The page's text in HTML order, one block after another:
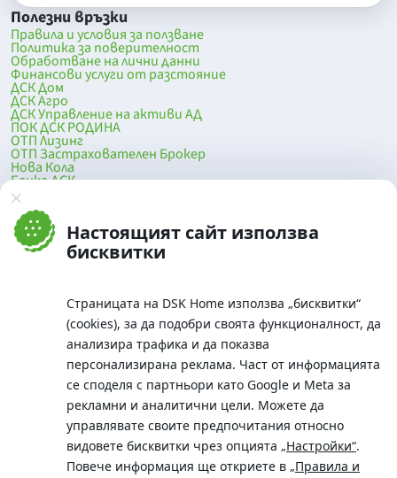
Настоящият сайт използва
бисквитки
Страницата на DSK Home използва „бисквитки“
(cookies), за да подобри своята функционалност, да
анализира трафика и да показва
персонализирана реклама. Част от информацията
се споделя с партньори като Google и Meta за
рекламни и аналитични цели. Можете да
управлявате своите предпочитания относно
видовете бисквитки чрез опцията „Настройки“.
Повече информация ще откриете в „Правила и
Полезни връзки
Правила и условия за ползване
Политика за поверителност
Обработване на лични данни
Финансови услуги от разстояние
ДСК Дом
ДСК Агро
ДСК Управление на активи АД
ПОК ДСК РОДИНА
ОТП Лизинг
ОТП Застрахователен Брокер
Нова Кола
Банка ДСК
DSK Mobile
Оферти за продажба от Банка ДСК
Клонова мрежа и банкомати
До началото на страницата
Телефон:
0700 10 375 / *2375